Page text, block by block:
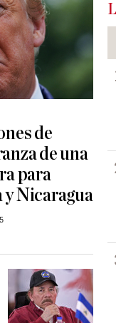
de
de una
para
y Nicaragua